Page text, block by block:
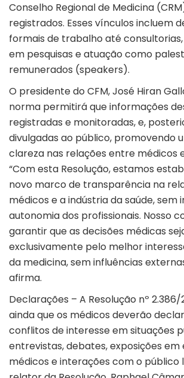
Conselho Regional de Medicina
registrados. Esses vínculos incluem
formais de trabalho até
em pesquisas e atuação como
remunerados (speakers).
O presidente do CFM, José Hiran
norma permitirá que informações
registradas e monitoradas, e,
divulgadas ao público, promovendo
clareza nas relações entre médicos
“Com esta Resolução, estamos
novo marco de transparência na
médicos e a indústria da saúde, sem
autonomia dos profissionais. Nosso
garantir que as decisões médicas
exclusivamente pelo melhor
da medicina, sem influências
afirma.
Declarações – A Resolução nº
ainda que os médicos deverão
conflitos de interesse em situações
entrevistas, debates, exposições em
médicos e interações com o público